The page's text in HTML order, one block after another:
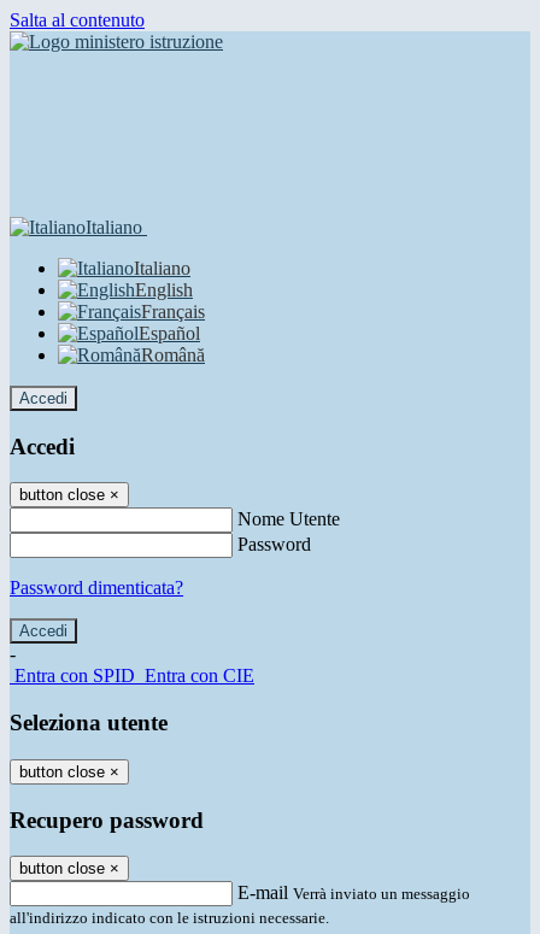
Salta al contenuto
Italiano
Italiano
English
Français
Español
Română
Accedi
Accedi
button close ×
Nome Utente
Password
Password dimenticata?
-
Entra con SPID Entra con CIE
Seleziona utente
button close ×
Recupero password
button close ×
E-mail Verrà inviato un messaggio
all'indirizzo indicato con le istruzioni necessarie.